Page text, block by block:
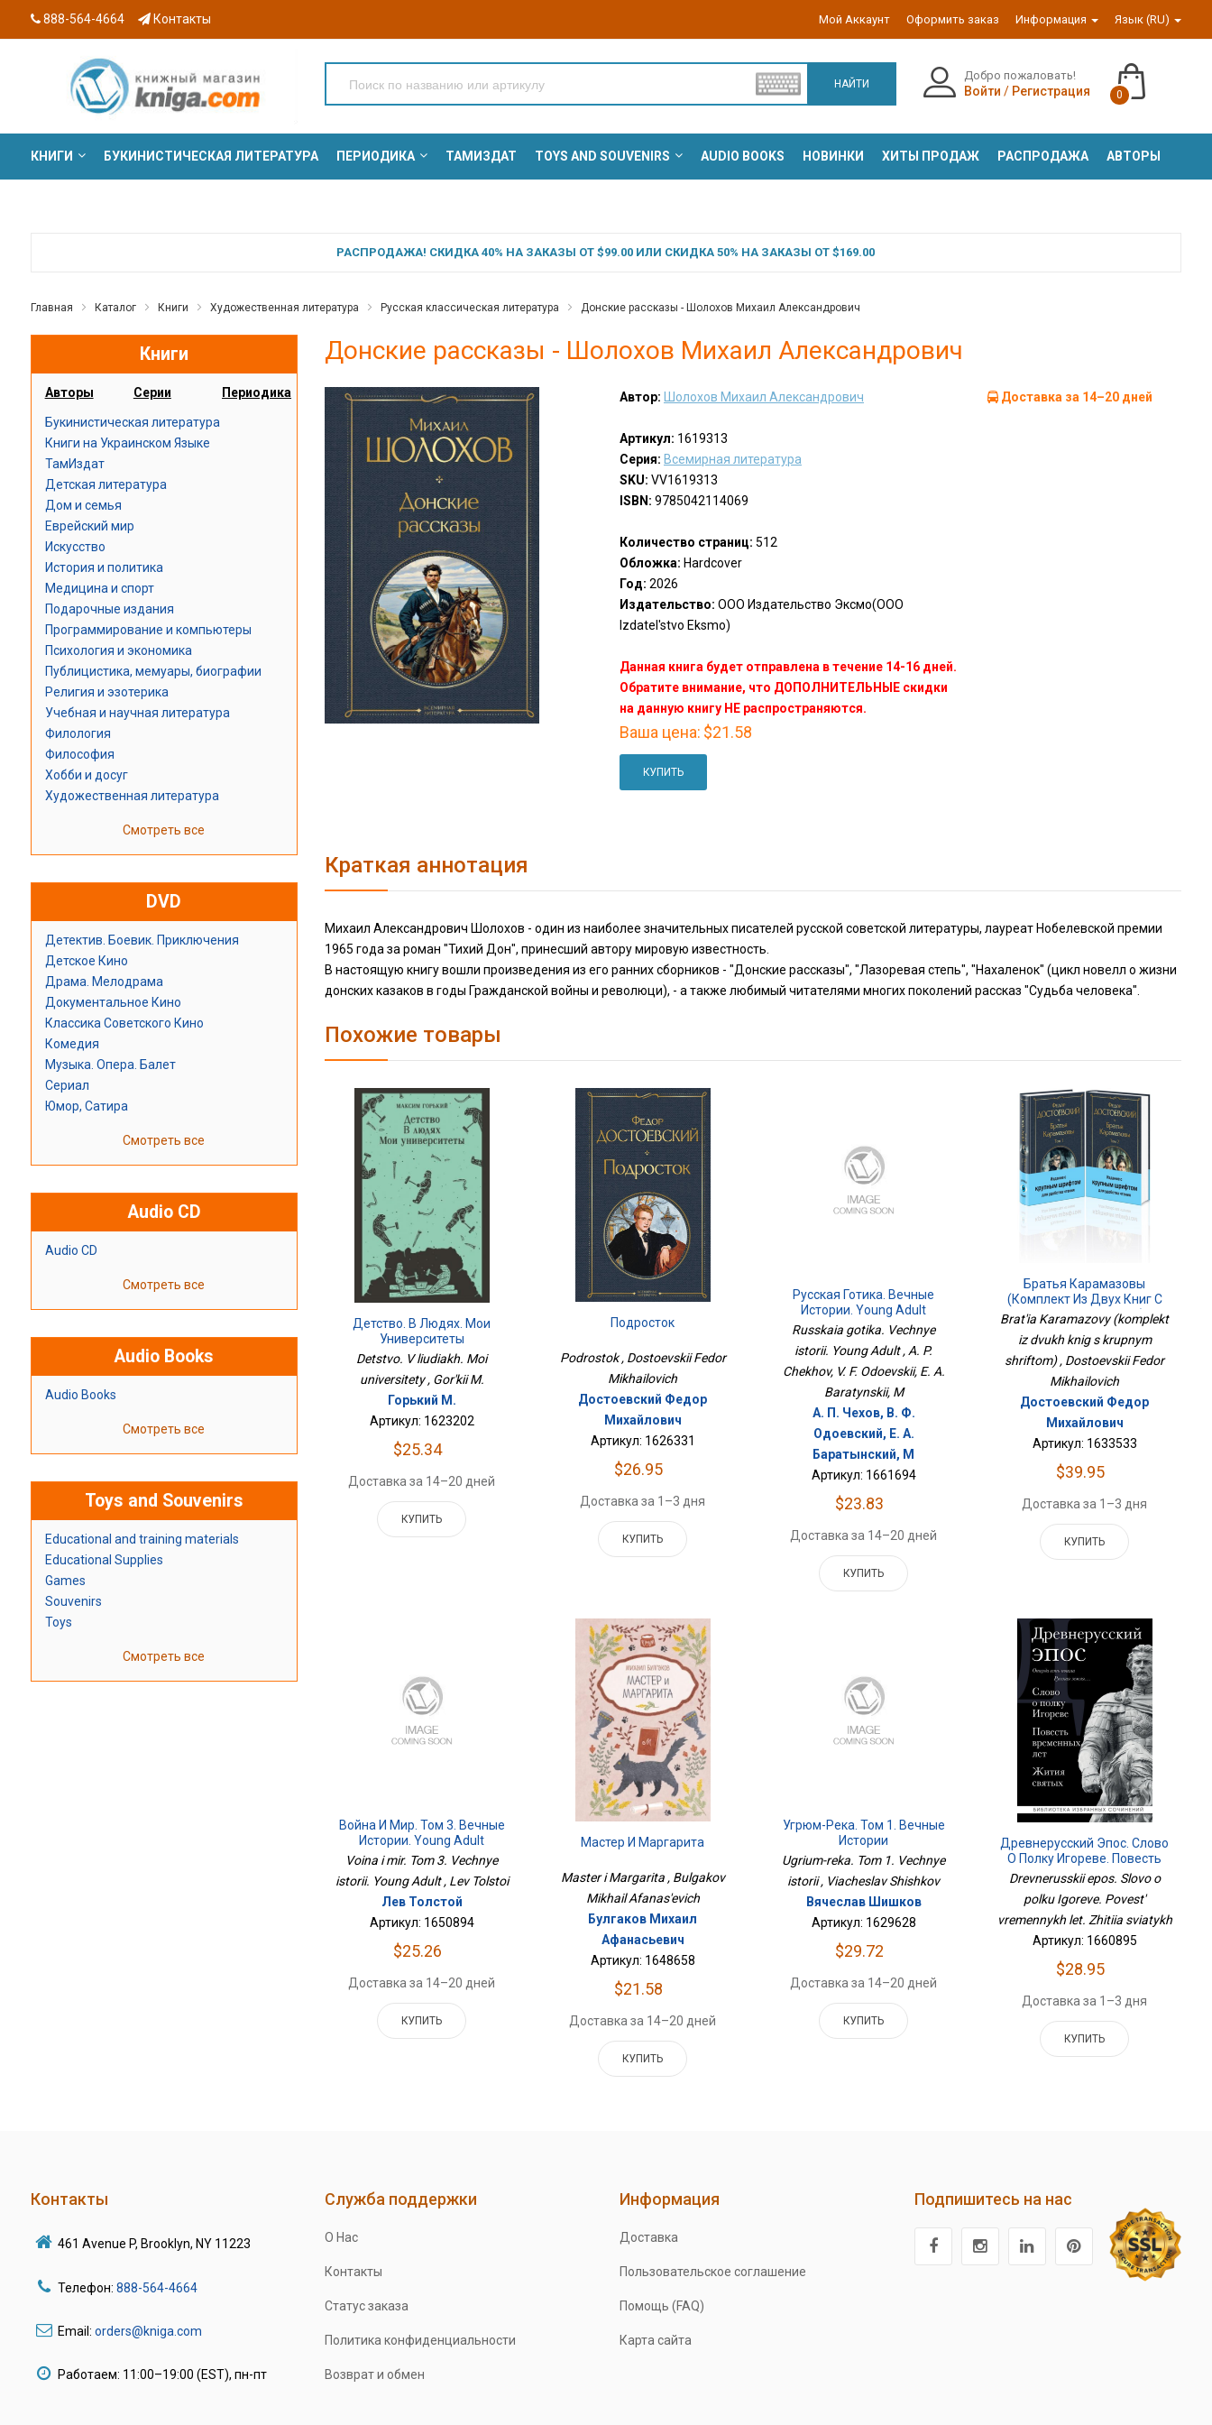
888-564-4664 Контакты Мой Аккаунт Оформить заказ Информация Язык (RU)
НАЙТИ
Добро пожаловать!
Войти / Регистрация 0
КНИГИ БУКИНИСТИЧЕСКАЯ ЛИТЕРАТУРА ПЕРИОДИКА ТАМИЗДАТ TOYS AND SOUVENIRS AUDIO BOOKS НОВИНКИ ХИТЫ ПРОДАЖ РАСПРОДАЖА АВТОРЫ
РАСПРОДАЖА! СКИДКА 40% НА ЗАКАЗЫ ОТ $99.00 ИЛИ СКИДКА 50% НА ЗАКАЗЫ ОТ $169.00
Главная Каталог Книги Художественная литература Русская классическая литература Донские рассказы - Шолохов Михаил Александрович
Книги
Авторы Серии Периодика
Букинистическая литература
Книги на Украинском Языке
ТамИздат
Детская литература
Дом и семья
Еврейский мир
Искусство
История и политика
Медицина и спорт
Подарочные издания
Программирование и компьютеры
Психология и экономика
Публицистика, мемуары, биографии
Религия и эзотерика
Учебная и научная литература
Филология
Философия
Хобби и досуг
Художественная литература
Смотреть все
DVD
Детектив. Боевик. Приключения
Детское Кино
Драма. Мелодрама
Документальное Кино
Классика Советского Кино
Комедия
Музыка. Опера. Балет
Сериал
Юмор, Сатира
Смотреть все
Audio CD
Audio CD
Смотреть все
Audio Books
Audio Books
Смотреть все
Toys and Souvenirs
Educational and training materials
Educational Supplies
Games
Souvenirs
Toys
Смотреть все
Донские рассказы - Шолохов Михаил Александрович
Автор: Шолохов Михаил Александрович
Артикул: 1619313
Серия: Всемирная литература
SKU: VV1619313
ISBN: 9785042114069
Количество страниц: 512
Обложка: Hardcover
Год: 2026
Издательство: ООО Издательство Эксмо(OOO
Izdatel'stvo Eksmo)
Данная книга будет отправлена в течение 14-16 дней.
Обратите внимание, что ДОПОЛНИТЕЛЬНЫЕ скидки
на данную книгу НЕ распространяются.
Ваша цена: $21.58
КУПИТЬ
Доставка за 14–20 дней
Краткая аннотация
Михаил Александрович Шолохов - один из наиболее значительных писателей русской советской литературы, лауреат Нобелевской премии
1965 года за роман "Тихий Дон", принесший автору мировую известность.
В настоящую книгу вошли произведения из его ранних сборников - "Донские рассказы", "Лазоревая степь", "Нахаленок" (цикл новелл о жизни
донских казаков в годы Гражданской войны и революци), - а также любимый читателями многих поколений рассказ "Судьба человека".
Похожие товары
Детство. В Людях. Мои
Университеты
Detstvo. V liudiakh. Moi
universitety , Gor'kii M.
Горький М.
Артикул: 1623202
$25.34
Доставка за 14–20 дней
КУПИТЬ
Подросток
Podrostok , Dostoevskii Fedor
Mikhailovich
Достоевский Федор
Михайлович
Артикул: 1626331
$26.95
Доставка за 1–3 дня
КУПИТЬ
Русская Готика. Вечные
Истории. Young Adult
Russkaia gotika. Vechnye
istorii. Young Adult , A. P.
Chekhov, V. F. Odoevskii, E. A.
Baratynskii, M
А. П. Чехов, В. Ф.
Одоевский, Е. А.
Баратынский, М
Артикул: 1661694
$23.83
Доставка за 14–20 дней
КУПИТЬ
Братья Карамазовы
(комплект Из Двух Книг С
Крупным Шрифтом)
Brat'ia Karamazovy (komplekt
iz dvukh knig s krupnym
shriftom) , Dostoevskii Fedor
Mikhailovich
Достоевский Федор
Михайлович
Артикул: 1633533
$39.95
Доставка за 1–3 дня
КУПИТЬ
Война И Мир. Том 3. Вечные
Истории. Young Adult
Voina i mir. Tom 3. Vechnye
istorii. Young Adult , Lev Tolstoi
Лев Толстой
Артикул: 1650894
$25.26
Доставка за 14–20 дней
КУПИТЬ
Мастер И Маргарита
Master i Margarita , Bulgakov
Mikhail Afanas'evich
Булгаков Михаил
Афанасьевич
Артикул: 1648658
$21.58
Доставка за 14–20 дней
КУПИТЬ
Угрюм-Река. Том 1. Вечные
Истории
Ugrium-reka. Tom 1. Vechnye
istorii , Viacheslav Shishkov
Вячеслав Шишков
Артикул: 1629628
$29.72
Доставка за 14–20 дней
КУПИТЬ
Древнерусский Эпос. Слово
О Полку Игореве. Повесть
Временных Лет. Жития
Святых
Drevnerusskii epos. Slovo o
polku Igoreve. Povest'
vremennykh let. Zhitiia sviatykh
Артикул: 1660895
$28.95
Доставка за 1–3 дня
КУПИТЬ
Контакты
461 Avenue P, Brooklyn, NY 11223
Телефон: 888-564-4664
Email: orders@kniga.com
Работаем: 11:00–19:00 (EST), пн-пт
Служба поддержки
О Нас
Контакты
Статус заказа
Политика конфиденциальности
Возврат и обмен
Информация
Доставка
Пользовательское соглашение
Помощь (FAQ)
Карта сайта
Подпишитесь на нас